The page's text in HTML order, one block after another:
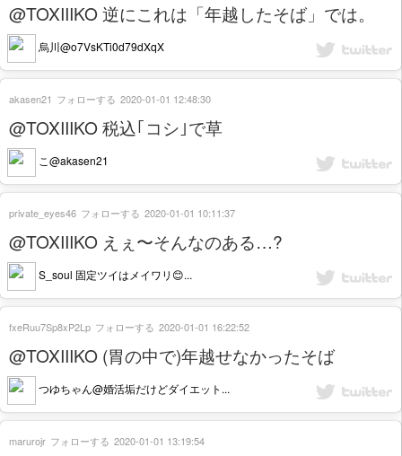
@TOXIIIKO 逆にこれは「年越したそば」では。
烏川@o7VsKTi0d79dXqX
@TOXIIIKO 税込｢コシ｣で草
こ@akasen21
akasen21 フォローする 2020-01-01 12:48:30
@TOXIIIKO えぇ〜そんなのある…?
S_soul 固定ツイはメイワリ😊...
private_eyes46 フォローする 2020-01-01 10:11:37
@TOXIIIKO (胃の中で)年越せなかったそば
つゆちゃん@婚活垢だけどダイエット...
fxeRuu7Sp8xP2Lp フォローする 2020-01-01 16:22:52
marurojr フォローする 2020-01-01 13:19:54